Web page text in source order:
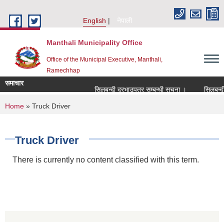
English
नेपाली
Manthali Municipality Office
Office of the Municipal Executive, Manthali,
Ramechhap
समाचार
सिलबन्दी दरभाउपत्र सम्बन्धी सूचना ।
सिलबन्दी
You are here
Home » Truck Driver
Truck Driver
There is currently no content classified with this term.